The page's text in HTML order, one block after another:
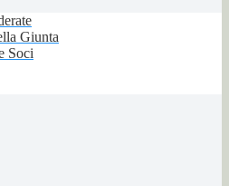
Giunta
Soci